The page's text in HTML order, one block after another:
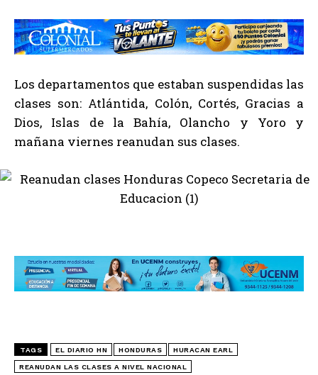
Los departamentos que estaban suspendidas las
clases son: Atlántida, Colón, Cortés, Gracias a
Dios, Islas de la Bahía, Olancho y Yoro y
mañana viernes reanudan sus clases.
TAGS EL DIARIO HN HONDURAS HURACAN EARL
REANUDAN LAS CLASES A NIVEL NACIONAL